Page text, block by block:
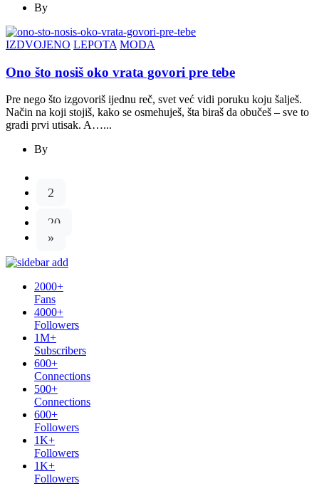
By
IZDVOJENO LEPOTA MODA
Ono što nosiš oko vrata govori pre tebe
Pre nego što izgovoriš ijednu reč, svet već vidi poruku koju šalješ.
Način na koji stojiš, kako se osmehuješ, šta biraš da obučeš – sve to
gradi prvi utisak. A…...
By
2
20
»
2000+
Fans
4000+
Followers
1M+
Subscribers
600+
Connections
500+
Connections
600+
Followers
1K+
Followers
1K+
Followers